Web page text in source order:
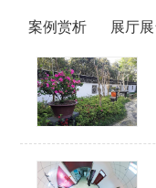
案例赏析 展厅